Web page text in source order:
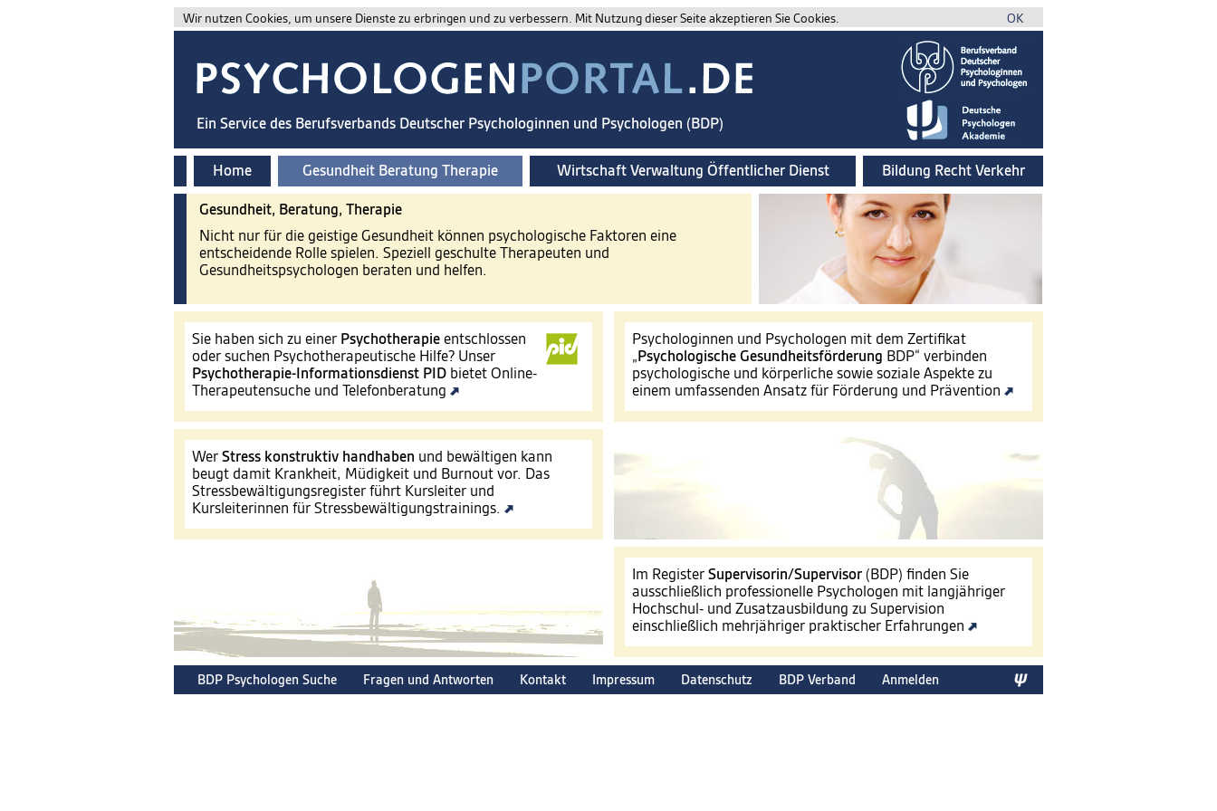
Wir nutzen Cookies, um unsere Dienste zu erbringen und zu verbessern. Mit Nutzung dieser Seite akzeptieren Sie Cookies. OK
Ein Service des Berufsverbands Deutscher Psychologinnen und Psychologen (BDP)
Home Gesundheit Beratung Therapie Wirtschaft Verwaltung Öffentlicher Dienst Bildung Recht Verkehr
Gesundheit, Beratung, Therapie
Nicht nur für die geistige Gesundheit können psychologische Faktoren eine
entscheidende Rolle spielen. Speziell geschulte Therapeuten und
Gesundheitspsychologen beraten und helfen.
Sie haben sich zu einer Psychotherapie entschlossen
oder suchen Psychotherapeutische Hilfe? Unser
Psychotherapie-Informationsdienst PID bietet Online-
Therapeutensuche und Telefonberatung
Psychologinnen und Psychologen mit dem Zertifikat
„Psychologische Gesundheitsförderung BDP“ verbinden
psychologische und körperliche sowie soziale Aspekte zu
einem umfassenden Ansatz für Förderung und Prävention
Wer Stress konstruktiv handhaben und bewältigen kann
beugt damit Krankheit, Müdigkeit und Burnout vor. Das
Stressbewältigungsregister führt Kursleiter und
Kursleiterinnen für Stressbewältigungstrainings.
Im Register Supervisorin/Supervisor (BDP) finden Sie
ausschließlich professionelle Psychologen mit langjähriger
Hochschul- und Zusatzausbildung zu Supervision
einschließlich mehrjähriger praktischer Erfahrungen
BDP Psychologen Suche Fragen und Antworten Kontakt Impressum Datenschutz BDP Verband Anmelden